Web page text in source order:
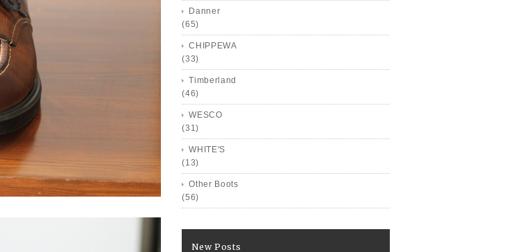
Danner
(65)
CHIPPEWA
(33)
Timberland
(46)
WESCO
(31)
WHITE'S
(13)
Other Boots
(56)
New Posts